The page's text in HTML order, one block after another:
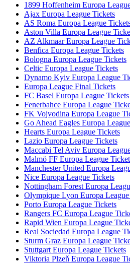
1899 Hoffenheim Europa
Ajax Europa League Tickets
AS Roma Europa League
Aston Villa Europa League
AZ Alkmaar Europa League
Benfica Europa League Tickets
Bologna Europa League Tickets
Celtic Europa League Tickets
Dynamo Kyiv Europa League
Europa League Final Tickets
FC Basel Europa League Tickets
Fenerbahce Europa League
FK Vojvodina Europa League
Go Ahead Eagles Europa
Hearts Europa League Tickets
Lazio Europa League Tickets
Maccabi Tel Aviv Europa
Malmö FF Europa League
Manchester United Europa
Nice Europa League Tickets
Nottingham Forest Europa
Olympique Lyon Europa
Porto Europa League Tickets
Rangers FC Europa League
Rapid Wien Europa League
Real Sociedad Europa League
Sturm Graz Europa League
Stuttgart Europa League Tickets
Viktoria Plzeň Europa League